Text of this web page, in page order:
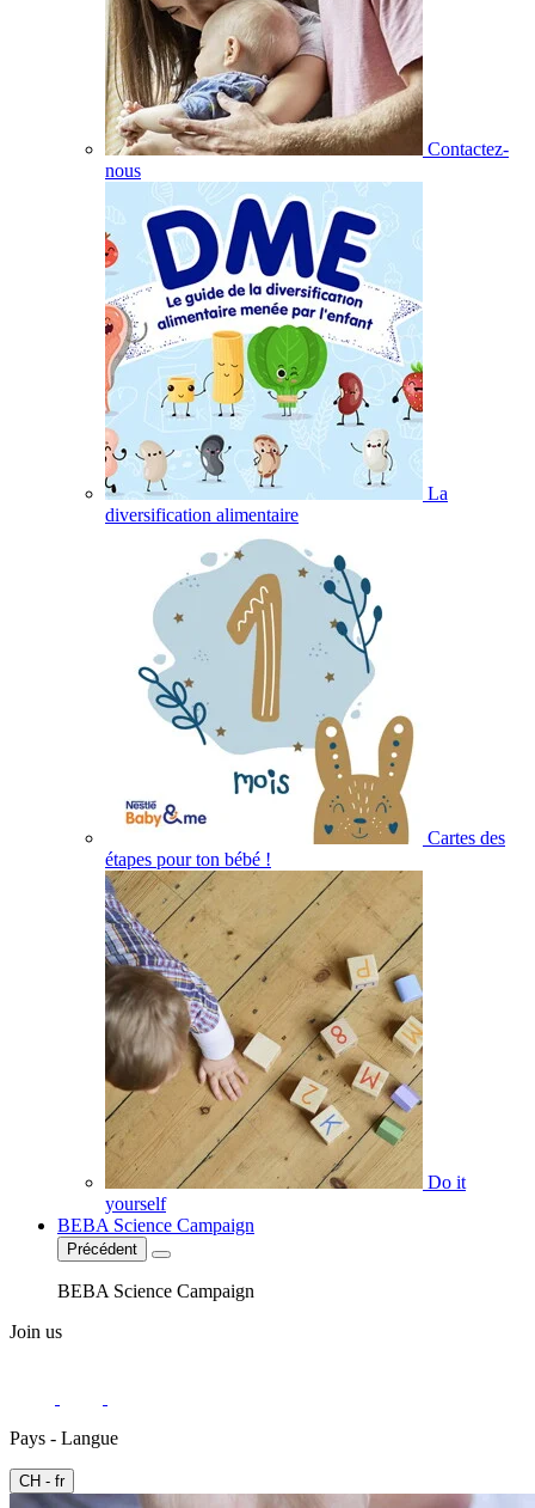
Contactez-
nous
La
diversification alimentaire
Cartes des
étapes pour ton bébé !
Do it
yourself
BEBA Science Campaign
Précédent
BEBA Science Campaign
Join us
Pays - Langue
CH - fr